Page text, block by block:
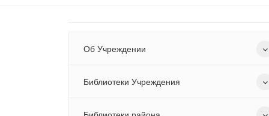
Об Учреждении
Библиотеки Учреждения